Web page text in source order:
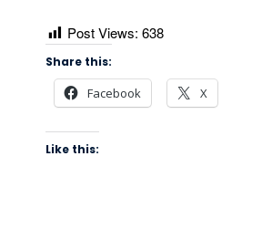
Post Views: 638
Share this:
Facebook X
Like this: